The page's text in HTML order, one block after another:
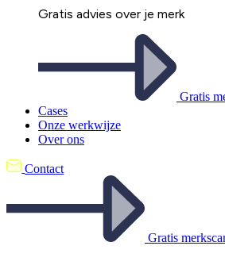
Gratis advies over je merk
Gratis
Cases
Onze werkwijze
Over ons
Contact
Gratis